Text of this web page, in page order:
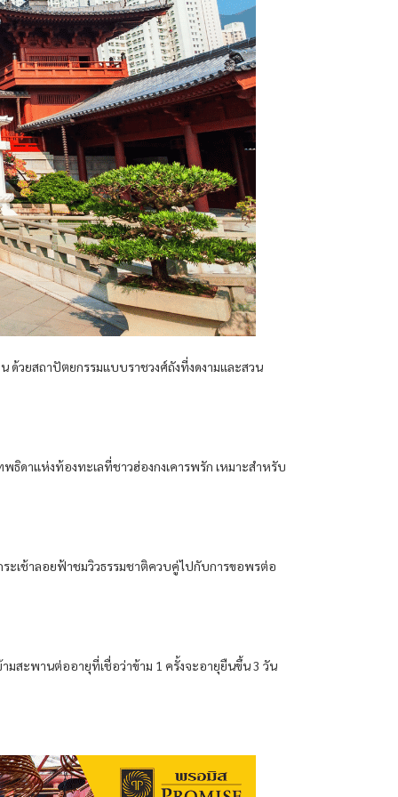
ด้วยสถาปัตยกรรมแบบราชวงศ์ถังที่งดงามและสวน
ธิดาแห่งท้องทะเลที่ชาวฮ่องกงเคารพรัก เหมาะสำหรับ
ะเช้าลอยฟ้าชมวิวธรรมชาติควบคู่ไปกับการขอพรต่อ
มสะพานต่ออายุที่เชื่อว่าข้าม 1 ครั้งจะอายุยืนขึ้น 3 วัน